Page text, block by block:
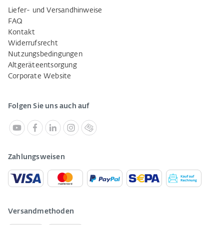
Liefer- und Versandhinweise
FAQ
Kontakt
Widerrufsrecht
Nutzungsbedingungen
Altgeräteentsorgung
Corporate Website
Folgen Sie uns auch auf
Zahlungsweisen
Versandmethoden